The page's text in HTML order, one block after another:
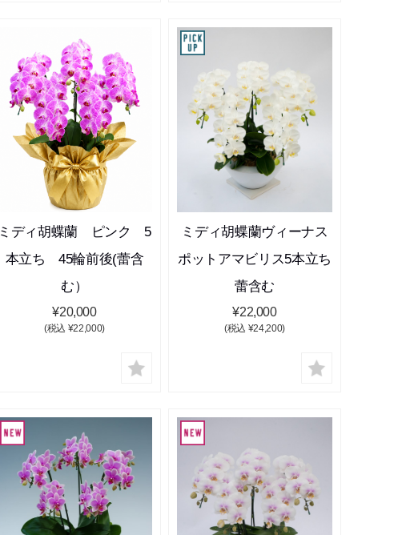
ミディ胡蝶蘭 ピンク 5
本立ち 45輪前後(蕾含
む）
¥20,000
(税込 ¥22,000)
ミディ胡蝶蘭ヴィーナス
ポットアマビリス5本立ち
蕾含む
¥22,000
(税込 ¥24,200)